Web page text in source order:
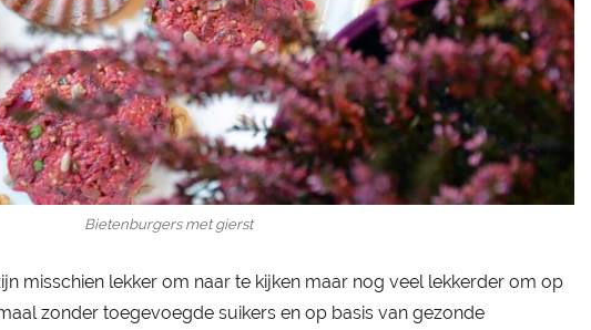
Bietenburgers met gierst
misschien lekker om naar te kijken maar nog veel lekkerder om op
zonder toegevoegde suikers en op basis van gezonde